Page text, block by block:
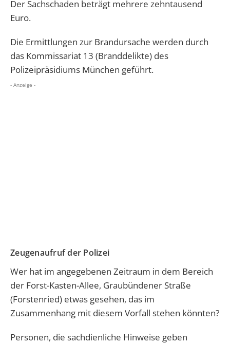
Der Sachschaden beträgt mehrere zehntausend
Euro.
Die Ermittlungen zur Brandursache werden durch
das Kommissariat 13 (Branddelikte) des
Polizeipräsidiums München geführt.
- Anzeige -
Zeugenaufruf der Polizei
Wer hat im angegebenen Zeitraum in dem Bereich
der Forst-Kasten-Allee, Graubündener Straße
(Forstenried) etwas gesehen, das im
Zusammenhang mit diesem Vorfall stehen könnten?
Personen, die sachdienliche Hinweise geben